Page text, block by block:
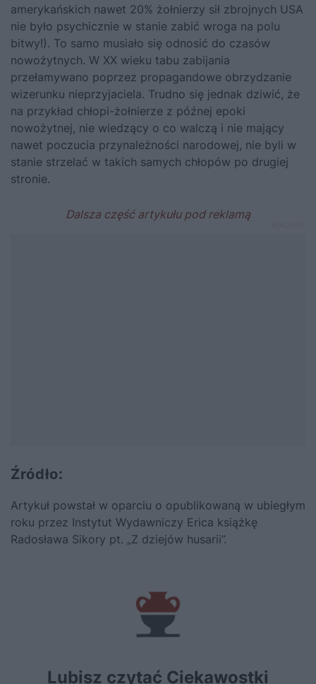
amerykańskich nawet 20% żołnierzy sił zbrojnych USA
nie było psychicznie w stanie zabić wroga na polu
bitwy!). To samo musiało się odnosić do czasów
nowożytnych. W XX wieku tabu zabijania
przełamywano poprzez propagandowe obrzydzanie
wizerunku nieprzyjaciela. Trudno się jednak dziwić, że
na przykład chłopi-żołnierze z późnej epoki
nowożytnej, nie wiedzący o co walczą i nie mający
nawet poczucia przynależności narodowej, nie byli w
stanie strzelać w takich samych chłopów po drugiej
stronie.
Źródło:
Artykuł powstał w oparciu o opublikowaną w ubiegłym
roku przez Instytut Wydawniczy Erica książkę
Radosława Sikory pt. „Z dziejów husarii”.